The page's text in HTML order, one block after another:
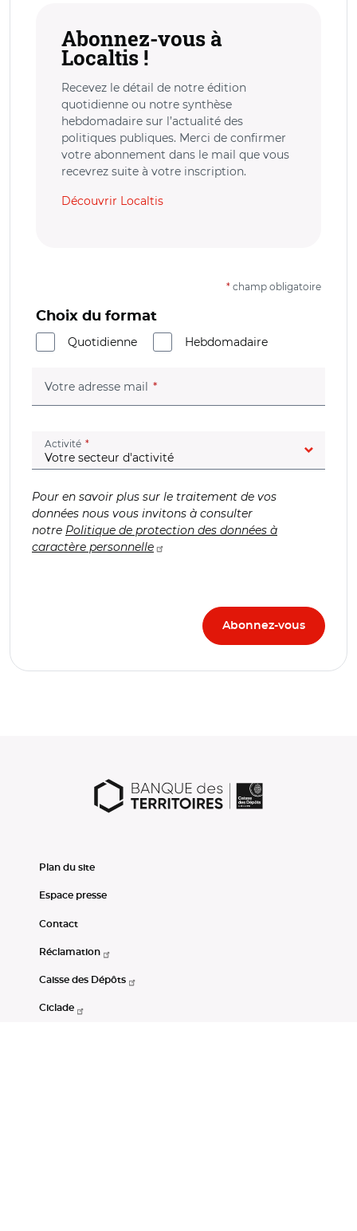
Abonnez-vous à
Localtis !
Recevez le détail de notre édition
quotidienne ou notre synthèse
hebdomadaire sur l’actualité des
politiques publiques. Merci de confirmer
votre abonnement dans le mail que vous
recevrez suite à votre inscription.
Découvrir Localtis
* champ obligatoire
Choix du format
Quotidienne
Hebdomadaire
Votre adresse mail (champ obligatoire)
Activité (champ obligatoire)
Pour en savoir plus sur le traitement de vos
données nous vous invitons à consulter
notre Politique de protection des données à
caractère personnelle
Plan du site
Espace presse
Contact
Réclamation
Caisse des Dépôts
Ciclade